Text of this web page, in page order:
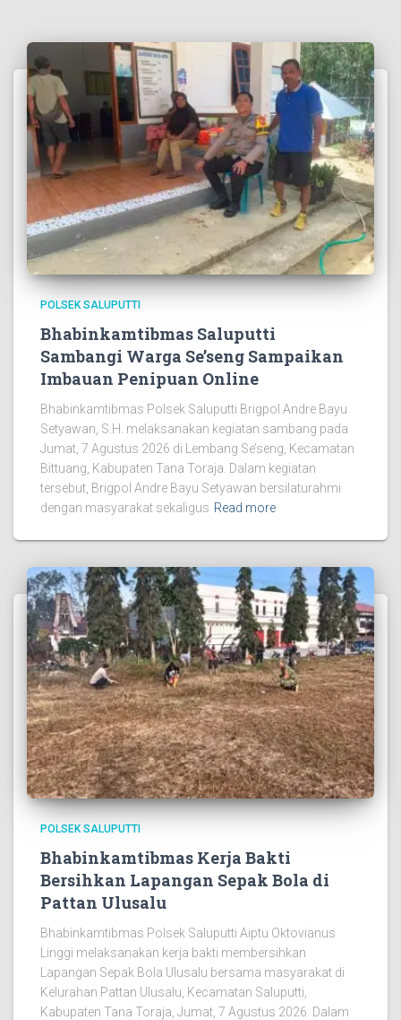
POLSEK SALUPUTTI
Bhabinkamtibmas Saluputti
Sambangi Warga Se’seng Sampaikan
Imbauan Penipuan Online
Bhabinkamtibmas Polsek Saluputti Brigpol Andre Bayu
Setyawan, S.H. melaksanakan kegiatan sambang pada
Jumat, 7 Agustus 2026 di Lembang Se’seng, Kecamatan
Bittuang, Kabupaten Tana Toraja. Dalam kegiatan
tersebut, Brigpol Andre Bayu Setyawan bersilaturahmi
dengan masyarakat sekaligus Read more
POLSEK SALUPUTTI
Bhabinkamtibmas Kerja Bakti
Bersihkan Lapangan Sepak Bola di
Pattan Ulusalu
Bhabinkamtibmas Polsek Saluputti Aiptu Oktovianus
Linggi melaksanakan kerja bakti membersihkan
Lapangan Sepak Bola Ulusalu bersama masyarakat di
Kelurahan Pattan Ulusalu, Kecamatan Saluputti,
Kabupaten Tana Toraja, Jumat, 7 Agustus 2026. Dalam